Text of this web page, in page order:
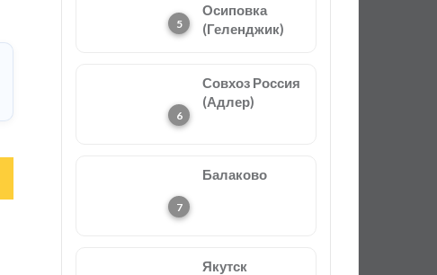
Осиповка
(Геленджик)
Совхоз Россия
(Адлер)
Балаково
Якутск